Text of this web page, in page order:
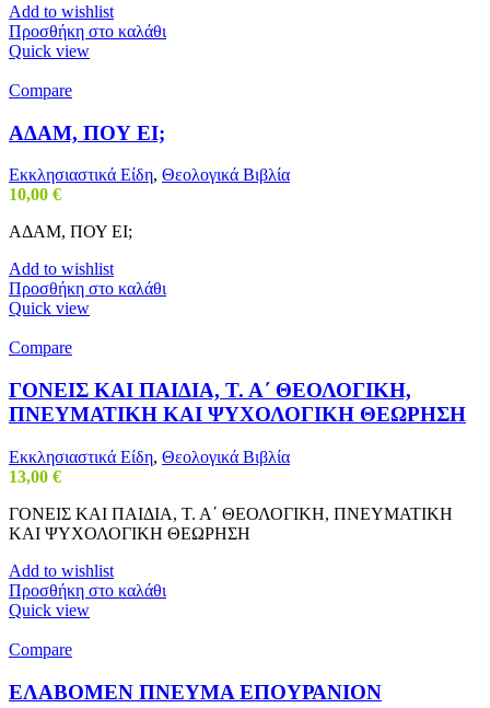
Add to wishlist
Προσθήκη στο καλάθι
Quick view
Compare
ΑΔΑΜ, ΠΟΥ ΕΙ;
Εκκλησιαστικά Είδη, Θεολογικά Βιβλία
10,00 €
ΑΔΑΜ, ΠΟΥ ΕΙ;
Add to wishlist
Προσθήκη στο καλάθι
Quick view
Compare
ΓΟΝΕΙΣ ΚΑΙ ΠΑΙΔΙΑ, Τ. Α΄ ΘΕΟΛΟΓΙΚΗ,
ΠΝΕΥΜΑΤΙΚΗ ΚΑΙ ΨΥΧΟΛΟΓΙΚΗ ΘΕΩΡΗΣΗ
Εκκλησιαστικά Είδη, Θεολογικά Βιβλία
13,00 €
ΓΟΝΕΙΣ ΚΑΙ ΠΑΙΔΙΑ, Τ. Α΄ ΘΕΟΛΟΓΙΚΗ, ΠΝΕΥΜΑΤΙΚΗ
ΚΑΙ ΨΥΧΟΛΟΓΙΚΗ ΘΕΩΡΗΣΗ
Add to wishlist
Προσθήκη στο καλάθι
Quick view
Compare
ΕΛΑΒΟΜΕΝ ΠΝΕΥΜΑ ΕΠΟΥΡΑΝΙΟΝ